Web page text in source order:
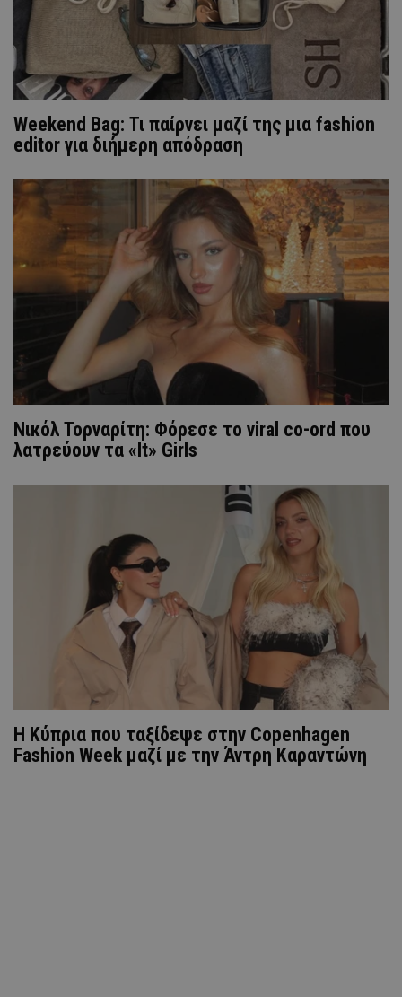
Weekend Bag: Τι παίρνει μαζί της μια fashion
editor για διήμερη απόδραση
Νικόλ Τορναρίτη: Φόρεσε το viral co-ord που
λατρεύουν τα «It» Girls
Η Κύπρια που ταξίδεψε στην Copenhagen
Fashion Week μαζί με την Άντρη Καραντώνη